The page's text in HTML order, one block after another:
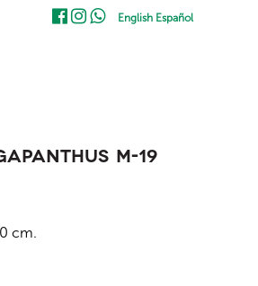
English Español
M-19
cm.